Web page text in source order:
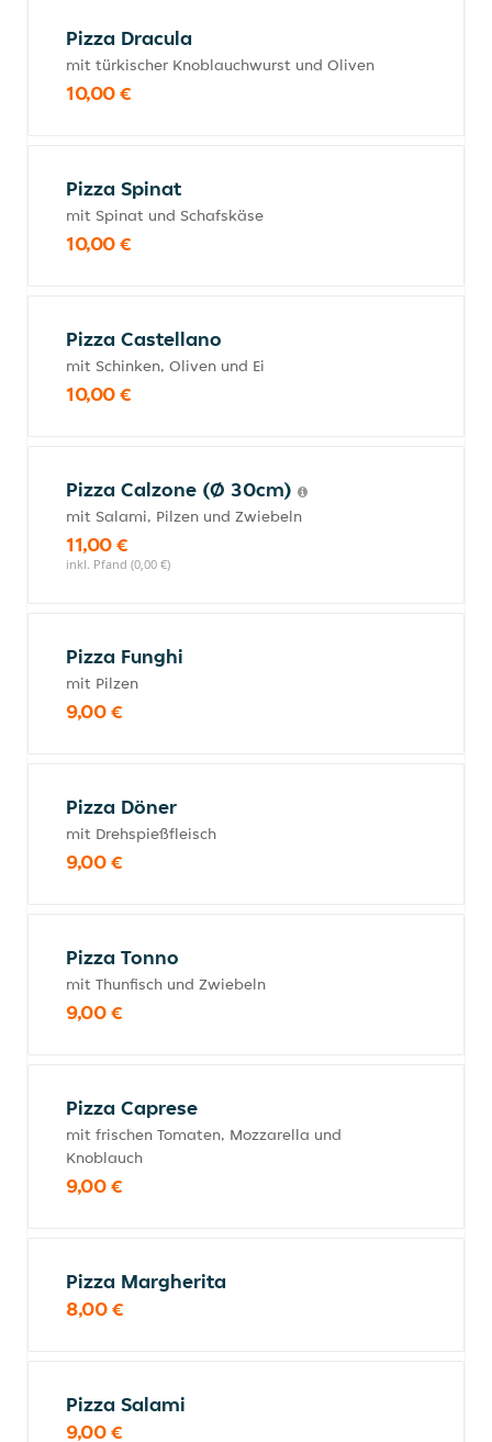
Pizza Dracula
mit türkischer Knoblauchwurst und Oliven
10,00 €
Pizza Spinat
mit Spinat und Schafskäse
10,00 €
Pizza Castellano
mit Schinken, Oliven und Ei
10,00 €
Pizza Calzone (Ø 30cm)
mit Salami, Pilzen und Zwiebeln
11,00 €
inkl. Pfand (0,00 €)
Pizza Funghi
mit Pilzen
9,00 €
Pizza Döner
mit Drehspießfleisch
9,00 €
Pizza Tonno
mit Thunfisch und Zwiebeln
9,00 €
Pizza Caprese
mit frischen Tomaten, Mozzarella und
Knoblauch
9,00 €
Pizza Margherita
8,00 €
Pizza Salami
9,00 €